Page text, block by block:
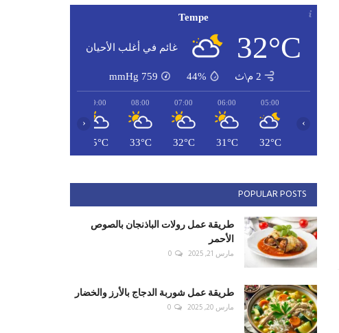
Tempe
32°C غائم في أغلب الأحيان
2 م\ث 44%
759
mmHg
05:00
32°C
06:00
31°C
07:00
32°C
08:00
33°C
09:00
35°C
‹ ›
POPULAR POSTS
طريقة عمل رولات الباذنجان بالصوص
الأحمر
مارس 21, 2025 0
طريقة عمل شوربة الدجاج بالأرز والخضار
مارس 20, 2025 0